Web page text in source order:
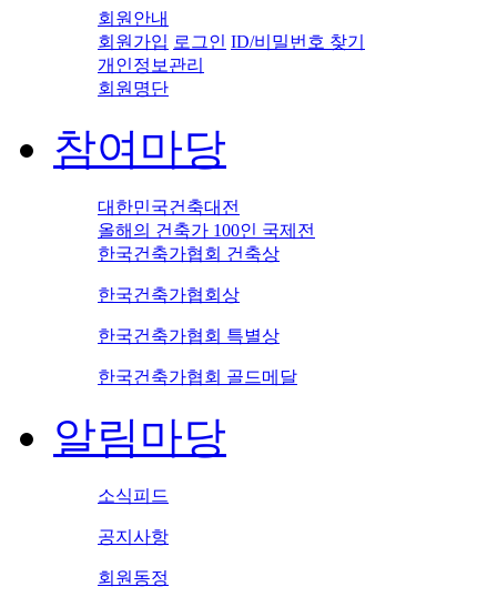
회원안내
회원가입 로그인 ID/비밀번호 찾기
개인정보관리
회원명단
참여마당
대한민국건축대전
올해의 건축가 100인 국제전
한국건축가협회 건축상
한국건축가협회상
한국건축가협회 특별상
한국건축가협회 골드메달
알림마당
소식피드
공지사항
회원동정